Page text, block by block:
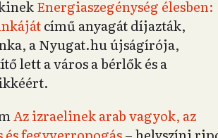
Energiaszegénység élesben:
című anyagát díjazták,
a Nyugat.hu újságírója,
lett a város a bérlők és a
Az izraelinek arab vagyok, az